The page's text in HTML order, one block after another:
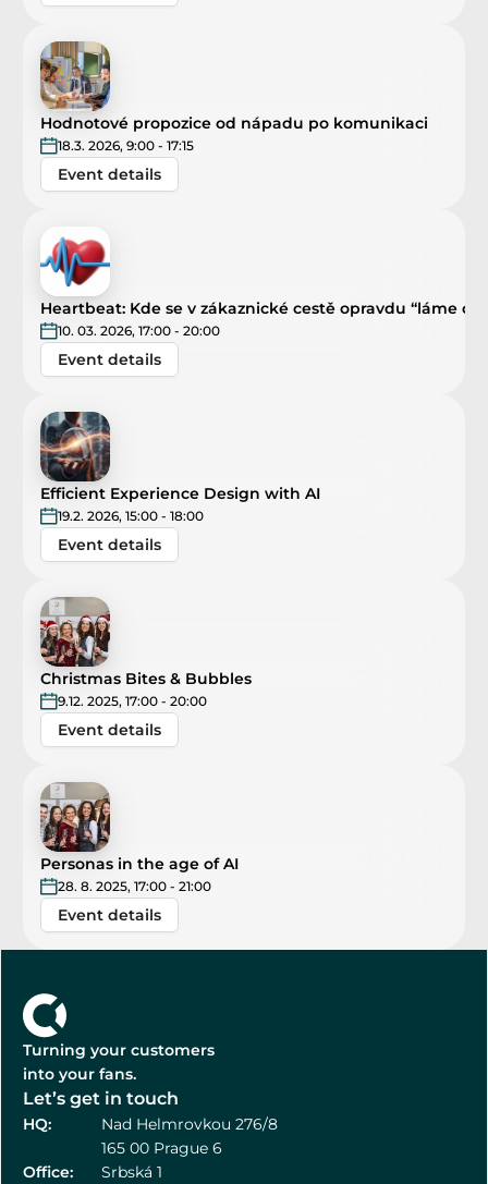
Hodnotové propozice od nápadu po komunikaci
18.3. 2026, 9:00 - 17:15
Event details
Heartbeat: Kde se v zákaznické cestě opravdu “láme
10. 03. 2026, 17:00 - 20:00
Event details
Efficient Experience Design with AI
19.2. 2026, 15:00 - 18:00
Event details
Christmas Bites & Bubbles
9.12. 2025, 17:00 - 20:00
Event details
Personas in the age of AI
28. 8. 2025, 17:00 - 21:00
Event details
Turning your customers
into your fans.
Let’s get in touch
HQ:
Nad Helmrovkou 276/8
165 00 Prague 6
Office:
Srbská 1